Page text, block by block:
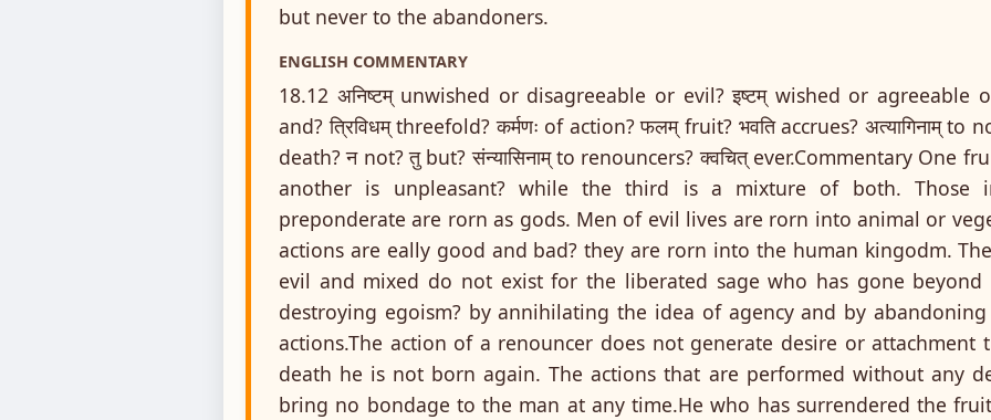
but never to the abandoners.
ENGLISH COMMENTARY
18.12 अनिष्टम् unwished or disagreeable or evil? इष्टम् wished or agreeable
and? त्रिविधम् threefold? कर्मणः of action? फलम् fruit? भवति accrues? अत्यागिनाम् to
death? न not? तु but? संन्यासिनाम् to renouncers? क्वचित् ever.Commentary One
another is unpleasant? while the third is a mixture of both. Those
preponderate are rorn as gods. Men of evil lives are rorn into animal or
actions are eally good and bad? they are rorn into the human kingodm.
evil and mixed do not exist for the liberated sage who has gone
destroying egoism? by annihilating the idea of agency and by
actions.The action of a renouncer does not generate desire or attachment
death he is not born again. The actions that are performed without any
bring no bondage to the man at any time.He who has surrendered the